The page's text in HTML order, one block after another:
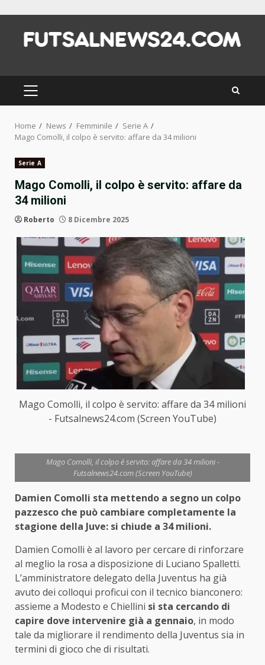
content
PRIMARY
MENU
Home News Femminile
Serie A
Mago Comolli, il colpo è servito: affare da 34 milioni
Serie A
Mago Comolli, il colpo è servito: affare da
34 milioni
Roberto 8 Dicembre 2025
Mago Comolli, il colpo è servito: affare da 34 milioni
- Futsalnews24.com (Screen YouTube)
Mago Comolli, il colpo è servito: affare da 34 milioni -
Futsalnews24.com (Screen YouTube)
Damien Comolli sta mettendo a segno un colpo
pazzesco che può cambiare completamente la
stagione della Juve: si chiude a 34 milioni.
Damien Comolli è al lavoro per cercare di rinforzare
al meglio la rosa a disposizione di Luciano Spalletti.
L’amministratore delegato della Juventus ha già
avuto dei colloqui proficui con il tecnico bianconero:
assieme a Modesto e Chiellini si sta cercando di
capire dove intervenire già a gennaio, in modo
tale da migliorare il rendimento della Juventus sia in
termini di gioco che di risultati.